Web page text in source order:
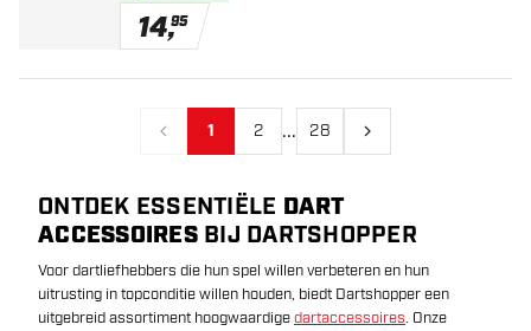
14,95
Vorige
1 2 ... 28 Volgende
ONTDEK ESSENTIËLE DART
ACCESSOIRESBIJ DARTSHOPPER
Voor dartliefhebbers die hun spel willen verbeteren en hun
uitrusting in topconditie willen houden, biedt Dartshopper een
uitgebreid assortiment hoogwaardigedartaccessoires. Onze